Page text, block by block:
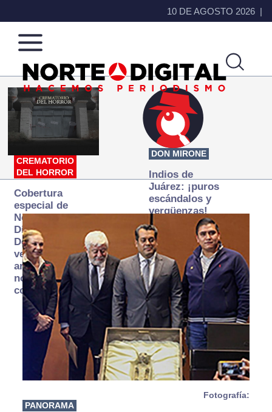
10 DE AGOSTO 2026
Norte
de
Ciudad
Más
que
noticias,
hacemos periodismo
CREMATORIO
DEL HORROR
Cobertura
especial de
Norte
Digital:
Donde la
verdad
arde… pero
no se
consume
DON MIRONE
Indios de
Juárez: ¡puros
escándalos y
vergüenzas!
Fotografía:
PANORAMA